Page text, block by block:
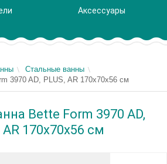
Аксессуары
Стальные ванны
3970 AD, PLUS, AR 170x70х56 см
Bette Form 3970 AD,
AR 170x70х56 см